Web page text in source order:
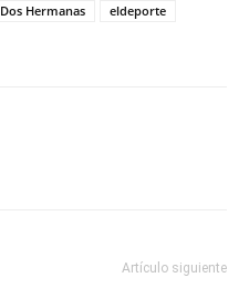
Dos Hermanas
eldeporte
Artículo siguiente